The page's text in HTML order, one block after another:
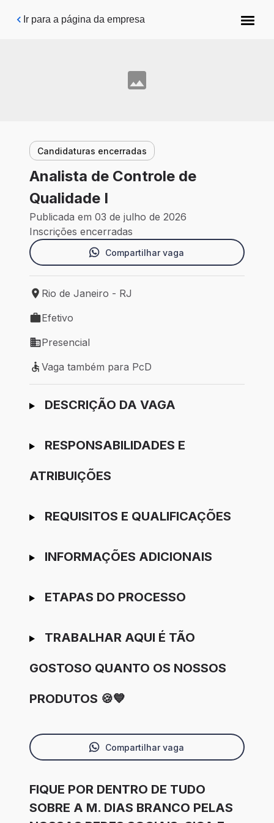
Pular para o conteúdo principal
Ir para a página da empresa
Candidaturas encerradas
Analista de Controle de
Qualidade I
Publicada em 03 de julho de 2026
Inscrições encerradas
Compartilhar vaga
Local de trabalho: Rio de Janeiro - RJ
Rio de Janeiro - RJ
Tipo de vaga: Efetivo
Efetivo
Modelo de trabalho: Presencial
Presencial
Vaga também para PcD
Vaga também para PcD
Ir para candidatura
DESCRIÇÃO DA VAGA
RESPONSABILIDADES E
ATRIBUIÇÕES
REQUISITOS E QUALIFICAÇÕES
INFORMAÇÕES ADICIONAIS
ETAPAS DO PROCESSO
TRABALHAR AQUI É TÃO
GOSTOSO QUANTO OS NOSSOS
PRODUTOS 🍪💙
Compartilhar vaga
FIQUE POR DENTRO DE TUDO
SOBRE A M. DIAS BRANCO PELAS